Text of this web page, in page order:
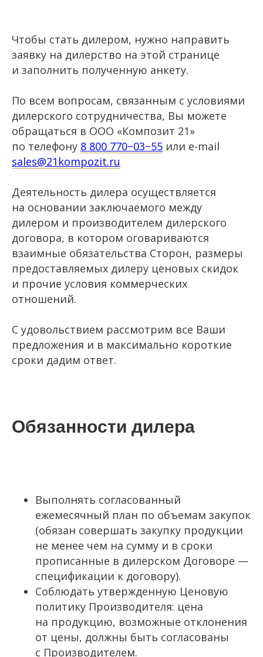
Чтобы стать дилером, нужно направить
заявку на дилерство на этой странице
и заполнить полученную анкету.
По всем вопросам, связанным с условиями
дилерского сотрудничества, Вы можете
обращаться в ООО «Композит 21»
по телефону 8 800 770−03−55 или e-mail
sales@21kompozit.ru
Деятельность дилера осуществляется
на основании заключаемого между
дилером и производителем дилерского
договора, в котором оговариваются
взаимные обязательства Сторон, размеры
предоставляемых дилеру ценовых скидок
и прочие условия коммерческих
отношений.
С удовольствием рассмотрим все Ваши
предложения и в максимально короткие
сроки дадим ответ.
Обязанности дилера
Выполнять согласованный
ежемесячный план по объемам закупок
(обязан совершать закупку продукции
не менее чем на сумму и в сроки
прописанные в дилерском Договоре —
спецификации к договору).
Соблюдать утвержденную Ценовую
политику Производителя: цена
на продукцию, возможные отклонения
от цены, должны быть согласованы
с Производителем.